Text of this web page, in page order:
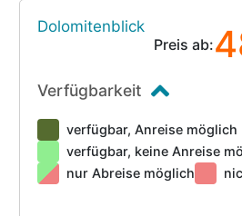
Dolomitenblick
Preis ab:
Verfügbarkeit
verfügbar, Anreise möglich
verfügbar, keine Anreise
nur Abreise möglich